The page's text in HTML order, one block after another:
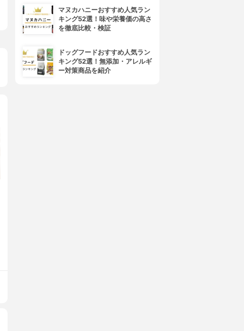
マヌカハニーおすすめ人気ラン
キング52選！味や栄養価の高さ
を徹底比較・検証
ドッグフードおすすめ人気ラン
キング52選！無添加・アレルギ
ー対策商品を紹介